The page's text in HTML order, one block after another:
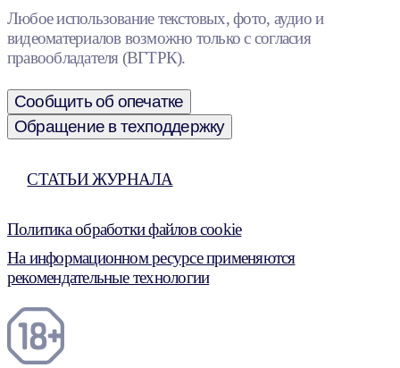
Любое использование текстовых, фото, аудио и
видеоматериалов возможно только с согласия
правообладателя (ВГТРК).
Сообщить об опечатке
Обращение в техподдержку
СТАТЬИ ЖУРНАЛА
Политика обработки файлов cookie
На информационном ресурсе применяются
рекомендательные технологии